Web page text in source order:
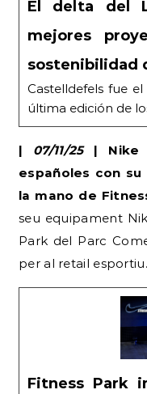
El delta del
mejores
sostenibilidad
Castelldefels fue
última edición de
| 07/11/25| Nike
españoles con
la mano de
seu equipament
Park del Parc
per al retail
Fitness Park